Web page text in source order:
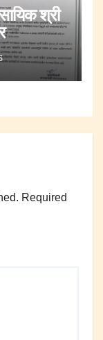
श्री
Required